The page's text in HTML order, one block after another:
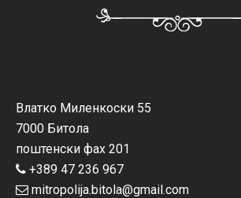
Влатко Миленкоски 55
7000 Битола
поштенски фах 201
+389 47 236 967
mitropolija.bitola@gmail.com